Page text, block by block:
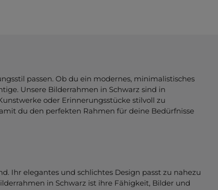
passen. Ob du ein modernes, minimalistisches
Unsere Bilderrahmen in Schwarz sind in
oder Erinnerungsstücke stilvoll zu
du den perfekten Rahmen für deine Bedürfnisse
Ihr elegantes und schlichtes Design passt zu nahezu
in Schwarz ist ihre Fähigkeit, Bilder und